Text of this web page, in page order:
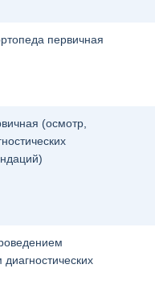
первичная
(осмотр,